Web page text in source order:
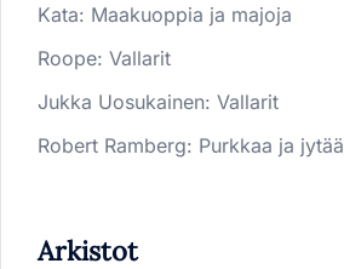
Kata: Maakuoppia ja majoja
Roope: Vallarit
Jukka Uosukainen: Vallarit
Robert Ramberg: Purkkaa ja jytää
Arkistot